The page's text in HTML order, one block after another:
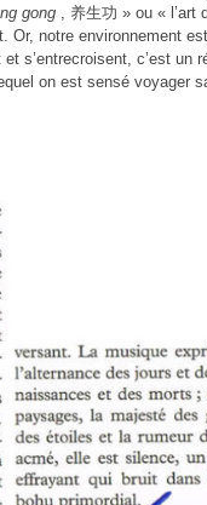
gong
, 养生功 » ou «
notre environnement
s’entrecroisent, c’est un
on est sensé voyager